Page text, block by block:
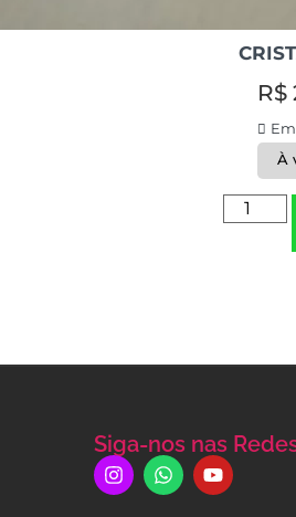
R$
À
Siga-nos nas